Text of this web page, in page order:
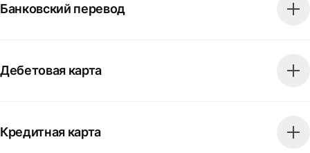
Банковский перевод
Дебетовая карта
Кредитная карта